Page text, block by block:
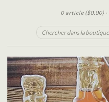
0 article ($0.00)·